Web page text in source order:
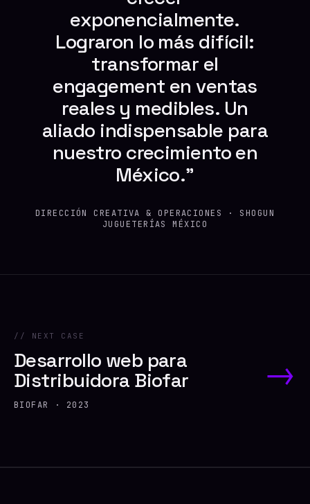
exponencialmente.
Lograron lo más difícil:
transformar el
engagement en ventas
reales y medibles. Un
aliado indispensable para
nuestro crecimiento en
México.”
DIRECCIÓN CREATIVA & OPERACIONES · SHOGUN
JUGUETERÍAS MÉXICO
// NEXT CASE
Desarrollo web para
Distribuidora Biofar
BIOFAR · 2023
→